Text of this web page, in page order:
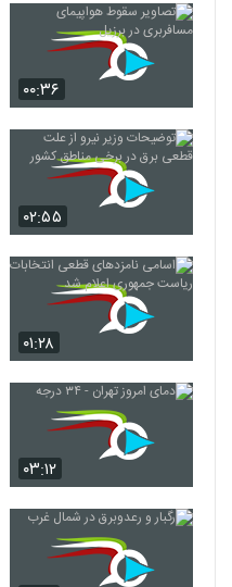
۰۰:۳۶
۰۲:۵۵
۰۱:۲۸
۰۳:۱۲